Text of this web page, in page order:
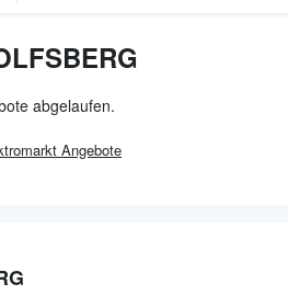
abgelaufen.
Angebote